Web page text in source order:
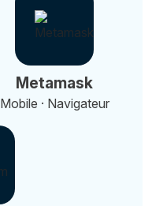
Metamask
Mobile · Navigateur